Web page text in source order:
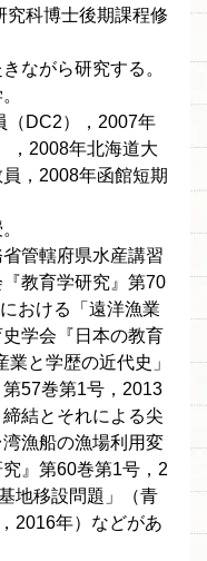
究科博士後期課程修
ながら研究する。
（DC2），2007年
，2008年北海道大
，2008年函館短期
管轄府県水産講習
教育学研究』第70
おける「遠洋漁業
学会『日本の教育
と学歴の近代史」
第57巻第1号，2013
結とそれによる尖
漁船の漁場利用変
』第60巻第1号，2
地移設問題」（青
2016年）などがあ